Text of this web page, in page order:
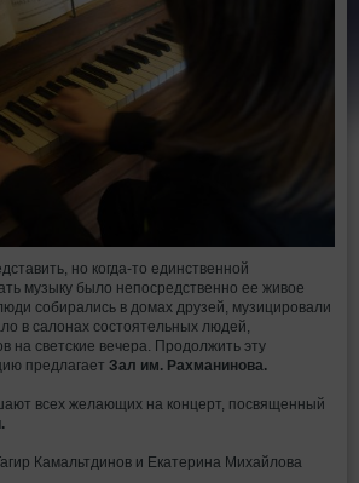
но когда-то единственной
музыку было непосредственно ее живое
собирались в домах друзей, музицировали
в салонах состоятельных людей,
на светские вечера. Продолжить эту
предлагает Зал им. Рахманинова.
всех желающих на концерт, посвященный
Камальтдинов и Екатерина Михайлова